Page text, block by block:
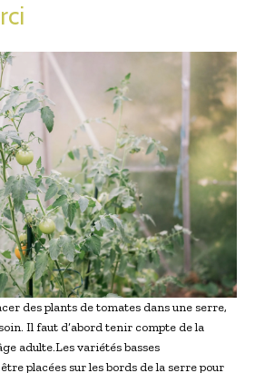
des plants de tomates dans une serre,
Il faut d’abord tenir compte de la
adulte.Les variétés basses
placées sur les bords de la serre pour